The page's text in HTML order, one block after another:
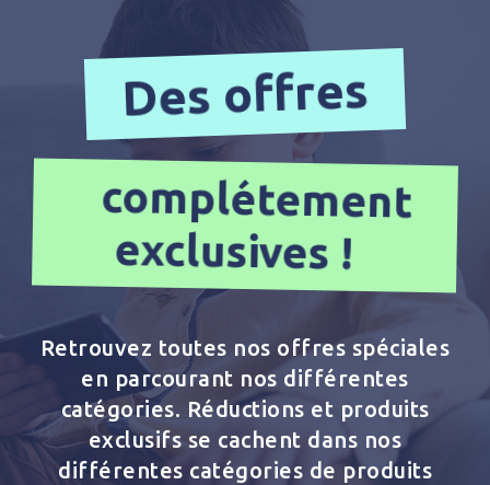
Des offres
complétement
exclusives !
Retrouvez toutes nos offres spéciales
en parcourant nos différentes
catégories. Réductions et produits
exclusifs se cachent dans nos
différentes catégories de produits